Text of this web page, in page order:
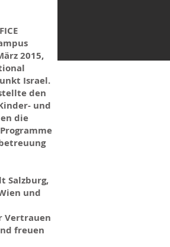
2015,
Israel.
den
und
die
Salzburg,
und
Vertrauen
freuen